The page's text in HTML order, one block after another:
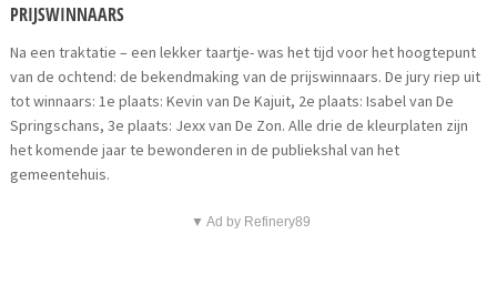
PRIJSWINNAARS
Na een traktatie – een lekker taartje- was het tijd voor het hoogtepunt
van de ochtend: de bekendmaking van de prijswinnaars. De jury riep uit
tot winnaars: 1e plaats: Kevin van De Kajuit, 2e plaats: Isabel van De
Springschans, 3e plaats: Jexx van De Zon. Alle drie de kleurplaten zijn
het komende jaar te bewonderen in de publiekshal van het
gemeentehuis.
▼ Ad by Refinery89